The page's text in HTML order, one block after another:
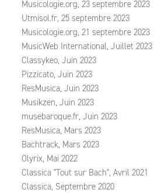
Musicologie.org, 23 septembre 2023
Utmisol.fr, 25 septembre 2023
Musicologie.org, 21 septembre 2023
MusicWeb International, Juillet 2023
Classykeo, Juin 2023
Pizzicato, Juin 2023
ResMusica, Juin 2023
Musikzen, Juin 2023
musebaroque.fr, Juin 2023
ResMusica, Mars 2023
Bachtrack, Mars 2023
Olyrix, Mai 2022
Classica "Tout sur Bach", Avril 2021
Classica, Septembre 2020